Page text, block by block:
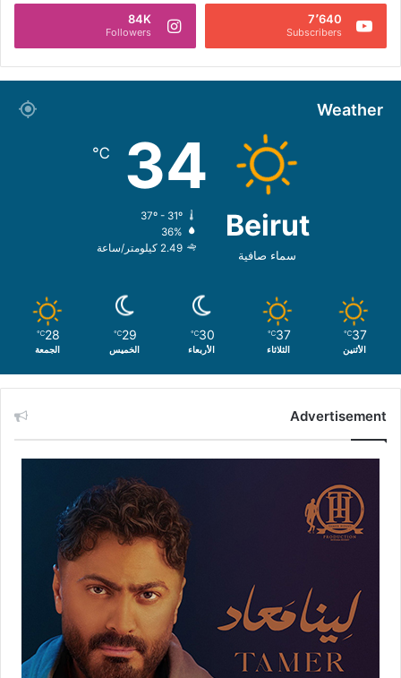
7٬640
Subscribers
84K
Followers
Weather
Beirut
سماء صافية
34
℃
37º - 31º
36%
2.49 كيلومتر/ساعة
37
℃
الأثنين
37
℃
الثلاثاء
30
℃
الأربعاء
29
℃
الخميس
28
℃
الجمعة
Advertisement